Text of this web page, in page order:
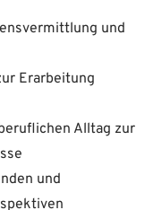
und
Erarbeitung
Alltag zur
und